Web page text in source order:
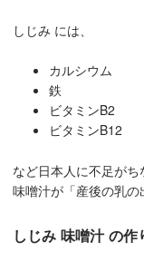
しじみ には、
カルシウム
鉄
ビタミンB2
ビタミンB12
など日本人に不足が
味噌汁が「産後の乳の
しじみ 味噌汁 の作